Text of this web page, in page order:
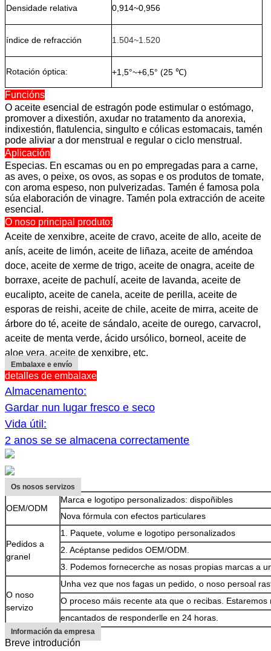
Densidade relativa 0,914~0,956
índice de refracción 1.504~1.520
Rotación óptica: +1,5°~+6,5° (25 ℃)
Funcións
O aceite esencial de estragón pode estimular o estómago,
promover a dixestión, axudar no tratamento da anorexia,
indixestión, flatulencia, singulto e cólicas estomacais, tamén
pode aliviar a dor menstrual e regular o ciclo menstrual.
Aplicación
Especias. En escamas ou en po empregadas para a carne,
as aves, o peixe, os ovos, as sopas e os produtos de tomate,
con aroma espeso, non pulverizadas. Tamén é famosa pola
súa elaboración de vinagre. Tamén pola extracción de aceite
esencial.
O noso principal produto:
Aceite de xenxibre, aceite de cravo, aceite de allo, aceite de
anís, aceite de limón, aceite de liñaza, aceite de améndoa
doce, aceite de xerme de trigo, aceite de onagra, aceite de
borraxe, aceite de pachulí, aceite de lavanda, aceite de
eucalipto, aceite de canela, aceite de perilla, aceite de
esporas de reishi, aceite de chile, aceite de mirra, aceite de
árbore do té, aceite de sándalo, aceite de ourego, carvacrol,
aceite de menta verde, ácido ursólico, borneol, aceite de
aloe vera, aceite de xenxibre, etc.
Embalaxe e envío
detalles de embalaxe
Almacenamento:
Gardar nun lugar fresco e seco
Vida útil:
2 anos se se almacena correctamente
Os nosos servizos
OEM/ODM
Marca e logotipo personalizados: dispoñibles
Nova fórmula con efectos particulares
Pedidos a
granel
1. Paquete, volume e logotipo personalizados
2. Acéptanse pedidos OEM/ODM.
3. Podemos fornecerche as nosas propias marcas a
O noso
servizo
Unha vez que nos fagas un pedido, o noso persoal
O proceso máis recente ata que o recibas. Estaremos
encantados de responderlle en 24 horas.
Información da empresa
Breve introdución